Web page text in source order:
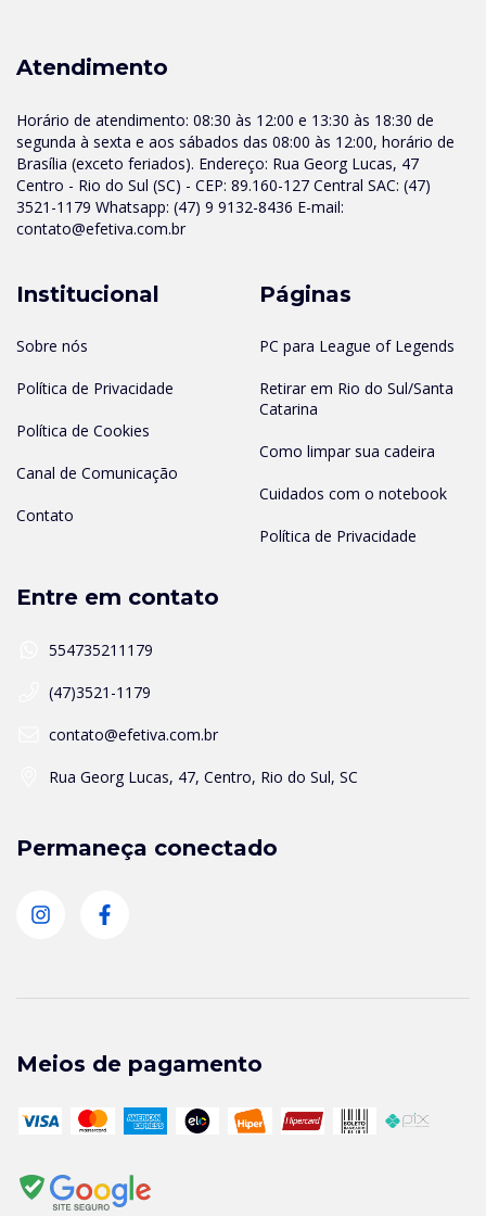
Atendimento
Horário de atendimento: 08:30 às 12:00 e 13:30 às 18:30 de
segunda à sexta e aos sábados das 08:00 às 12:00, horário de
Brasília (exceto feriados). Endereço: Rua Georg Lucas, 47
Centro - Rio do Sul (SC) - CEP: 89.160-127 Central SAC: (47)
3521-1179 Whatsapp: (47) 9 9132-8436 E-mail:
contato@efetiva.com.br
Institucional
Sobre nós
Política de Privacidade
Política de Cookies
Canal de Comunicação
Contato
Páginas
PC para League of Legends
Retirar em Rio do Sul/Santa
Catarina
Como limpar sua cadeira
Cuidados com o notebook
Política de Privacidade
Entre em contato
554735211179
(47)3521-1179
contato@efetiva.com.br
Rua Georg Lucas, 47, Centro, Rio do Sul, SC
Permaneça conectado
Meios de pagamento